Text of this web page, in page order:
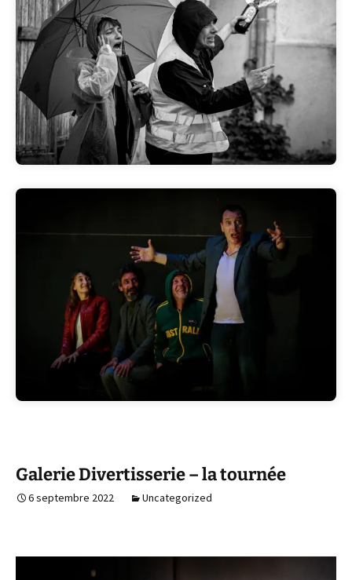
La création
>>Clique<<
La tournée
>>Clique<<
Galerie Divertisserie – la tournée
6 septembre 2022 Uncategorized